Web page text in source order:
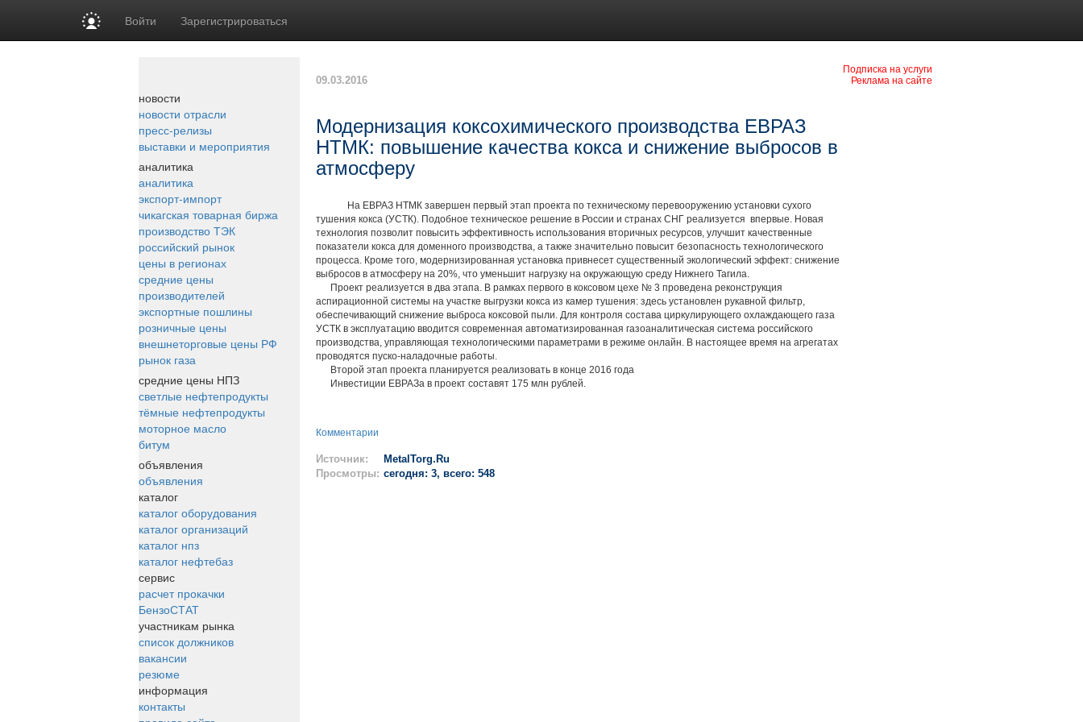
Войти Зарегистрироваться
новости
новости отрасли
пресс-релизы
выставки и мероприятия
аналитика
аналитика
экспорт-импорт
чикагская товарная биржа
производство ТЭК
российский рынок
цены в регионах
средние цены
производителей
экспортные пошлины
розничные цены
внешнеторговые цены РФ
рынок газа
средние цены НПЗ
светлые нефтепродукты
тёмные нефтепродукты
моторное масло
битум
объявления
объявления
каталог
каталог оборудования
каталог организаций
каталог нпз
каталог нефтебаз
сервис
расчет прокачки
БензоСТАТ
участникам рынка
список должников
вакансии
резюме
информация
контакты
Подписка на услуги
Реклама на сайте
09.03.2016
Модернизация коксохимического производства ЕВРАЗ
НТМК: повышение качества кокса и снижение выбросов в
атмосферу
На ЕВРАЗ НТМК завершен первый этап проекта по техническому перевооружению установки сухого
тушения кокса (УСТК). Подобное техническое решение в России и странах СНГ реализуется впервые. Новая
технология позволит повысить эффективность использования вторичных ресурсов, улучшит качественные
показатели кокса для доменного производства, а также значительно повысит безопасность технологического
процесса. Кроме того, модернизированная установка привнесет существенный экологический эффект: снижение
выбросов в атмосферу на 20%, что уменьшит нагрузку на окружающую среду Нижнего Тагила.
Проект реализуется в два этапа. В рамках первого в коксовом цехе № 3 проведена реконструкция
аспирационной системы на участке выгрузки кокса из камер тушения: здесь установлен рукавной фильтр,
обеспечивающий снижение выброса коксовой пыли. Для контроля состава циркулирующего охлаждающего газа
УСТК в эксплуатацию вводится современная автоматизированная газоаналитическая система российского
производства, управляющая технологическими параметрами в режиме онлайн. В настоящее время на агрегатах
проводятся пуско-наладочные работы.
Второй этап проекта планируется реализовать в конце 2016 года
Инвестиции ЕВРАЗа в проект составят 175 млн рублей.
Комментарии
Источник:
MetalTorg.Ru
Просмотры: сегодня: 3, всего: 548